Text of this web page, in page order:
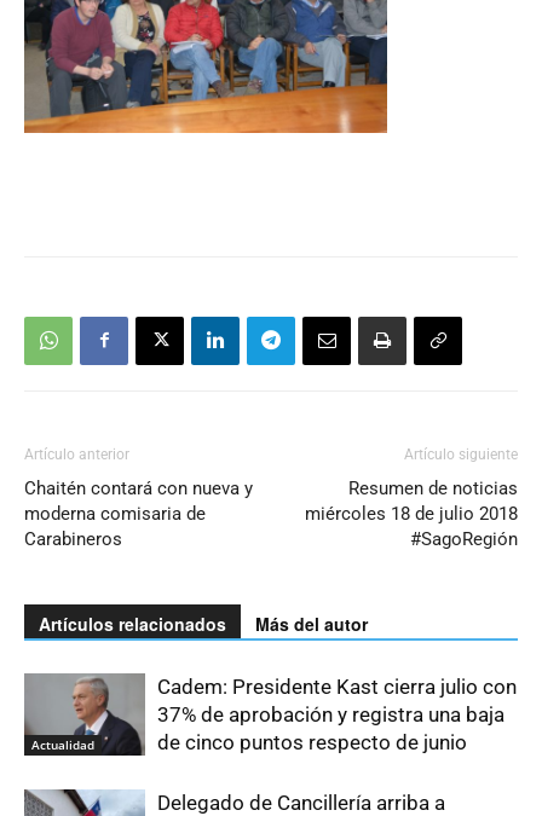
Artículo anterior
Chaitén contará con nueva y
moderna comisaria de
Carabineros
Artículo siguiente
Resumen de noticias
miércoles 18 de julio 2018
#SagoRegión
Artículos relacionados Más del autor
Actualidad
Cadem: Presidente Kast cierra julio con
37% de aprobación y registra una baja
de cinco puntos respecto de junio
Delegado de Cancillería arriba a